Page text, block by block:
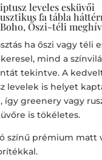
leveles esküvői
fa tábla
Őszi-téli
ha őszi vagy téli
mind a
tekintve. A
levelek is helyet
így greenery vagy
is tökéletes.
színű prémium matt